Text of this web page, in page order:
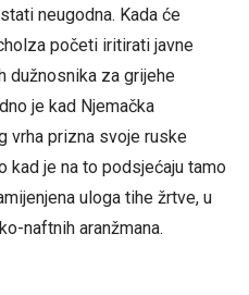
neugodna. Kada će
početi iritirati javne
dužnosnika za grijehe
je kad Njemačka
vrha prizna svoje ruske
kad je na to podsjećaju tamo
uloga tihe žrtve, u
naftnih aranžmana.